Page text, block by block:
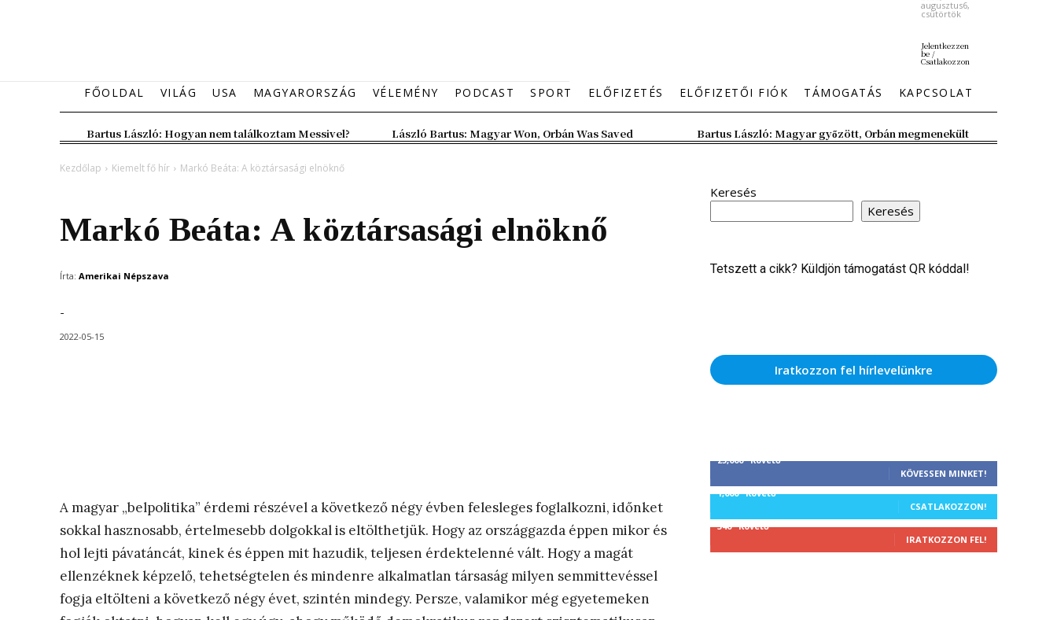
augusztus6,
csütörtök
Jelentkezzen
be /
Csatlakozzon
FŐOLDAL VILÁG USA MAGYARORSZÁG VÉLEMÉNY PODCAST SPORT ELŐFIZETÉS ELŐFIZETŐI FIÓK TÁMOGATÁS KAPCSOLAT
Bartus László: Hogyan nem találkoztam Messivel? László Bartus: Magyar Won, Orbán Was Saved Bartus László: Magyar győzött, Orbán megmenekült
Kezdőlap Kiemelt fő hír Markó Beáta: A köztársasági elnöknő
Markó Beáta: A köztársasági elnöknő
Írta: Amerikai Népszava
-
2022-05-15
A magyar „belpolitika” érdemi részével a következő négy évben felesleges foglalkozni, időnket
sokkal hasznosabb, értelmesebb dolgokkal is eltölthetjük. Hogy az országgazda éppen mikor és
hol lejti pávatáncát, kinek és éppen mit hazudik, teljesen érdektelenné vált. Hogy a magát
ellenzéknek képzelő, tehetségtelen és mindenre alkalmatlan társaság milyen semmittevéssel
fogja eltölteni a következő négy évet, szintén mindegy. Persze, valamikor még egyetemeken
Keresés
Keresés
Tetszett a cikk? Küldjön támogatást QR kóddal!
Iratkozzon fel hírlevelünkre
25,000 Követő
KÖVESSEN MINKET!
1,000 Követő
CSATLAKOZZON!
340 Követő
IRATKOZZON FEL!